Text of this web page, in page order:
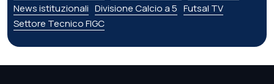
News istituzionali Divisione Calcio a 5 Futsal TV
Settore Tecnico FIGC